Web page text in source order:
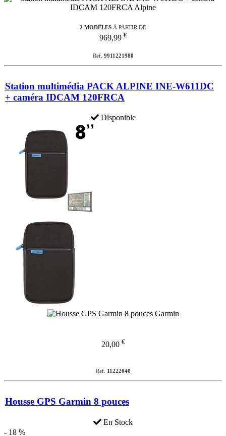
2 MODÈLES À PARTIR DE
969,99 €
Ref. 9911221980
Station multimédia PACK ALPINE INE-W611DC
+ caméra IDCAM 120FRCA
Disponible
20,00 €
Ref. 11222040
Housse GPS Garmin 8 pouces
En Stock
- 18 %